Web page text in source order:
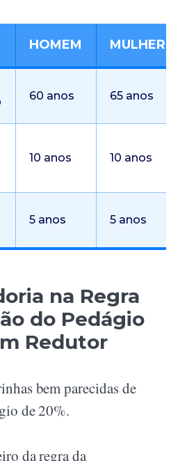
HOMEM MULHER
60 anos 65 anos
10 anos 10 anos
5 anos 5 anos
na Regra
do Pedágio
Redutor
bem parecidas de
de 20%.
da regra da